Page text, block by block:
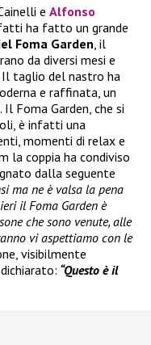
e Alfonso
ha fatto un grande
Foma Garden, il
da diversi mesi e
Il taglio del nastro ha
e raffinata, un
Foma Garden, che si
è infatti una
momenti di relax e
la coppia ha condiviso
dalla seguente
ma ne è valsa la pena
il Foma Garden è
che sono venute, alle
vi aspettiamo con le
visibilmente
“Questo è il